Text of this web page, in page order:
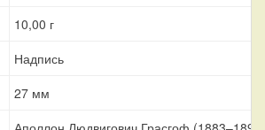
10,00 г
Надпись
27 мм